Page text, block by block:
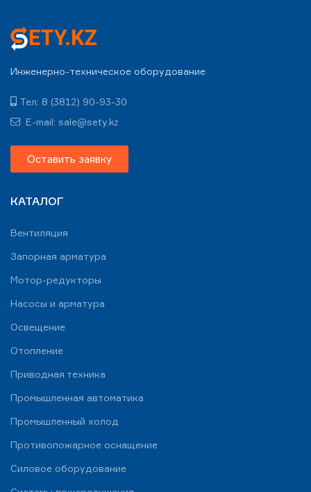
Инженерно-техническое оборудование
Тел: 8 (3812) 90-93-30
E-mail: sale@sety.kz
Оставить заявку
КАТАЛОГ
Вентиляция
Запорная арматура
Мотор-редукторы
Насосы и арматура
Освещение
Отопление
Приводная техника
Промышленная автоматика
Промышленный холод
Противопожарное оснащение
Силовое оборудование